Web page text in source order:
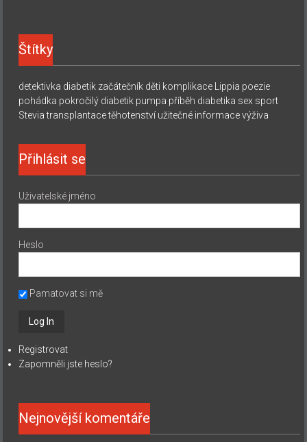
Štítky
detektivka diabetik začátečník děti komplikace Lippia poezie
pohádka pokročilý diabetik pumpa příběh diabetika sex sport
Stevia transplantace těhotenství užitečné informace výživa
Přihlásit se
Uživatelské jméno
Heslo
Pamatovat si mě
Registrovat
Zapomněli jste heslo?
Nejnovější komentáře